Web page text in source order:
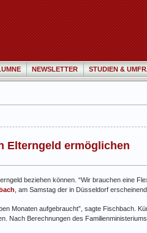
NEWSLETTER STUDIEN &
Elterngeld ermöglichen
beziehen können. “Wir brauchen eine
, am Samstag der in Düsseldorf
Monaten aufgebraucht”, sagte Fischbach.
Nach Berechnungen des